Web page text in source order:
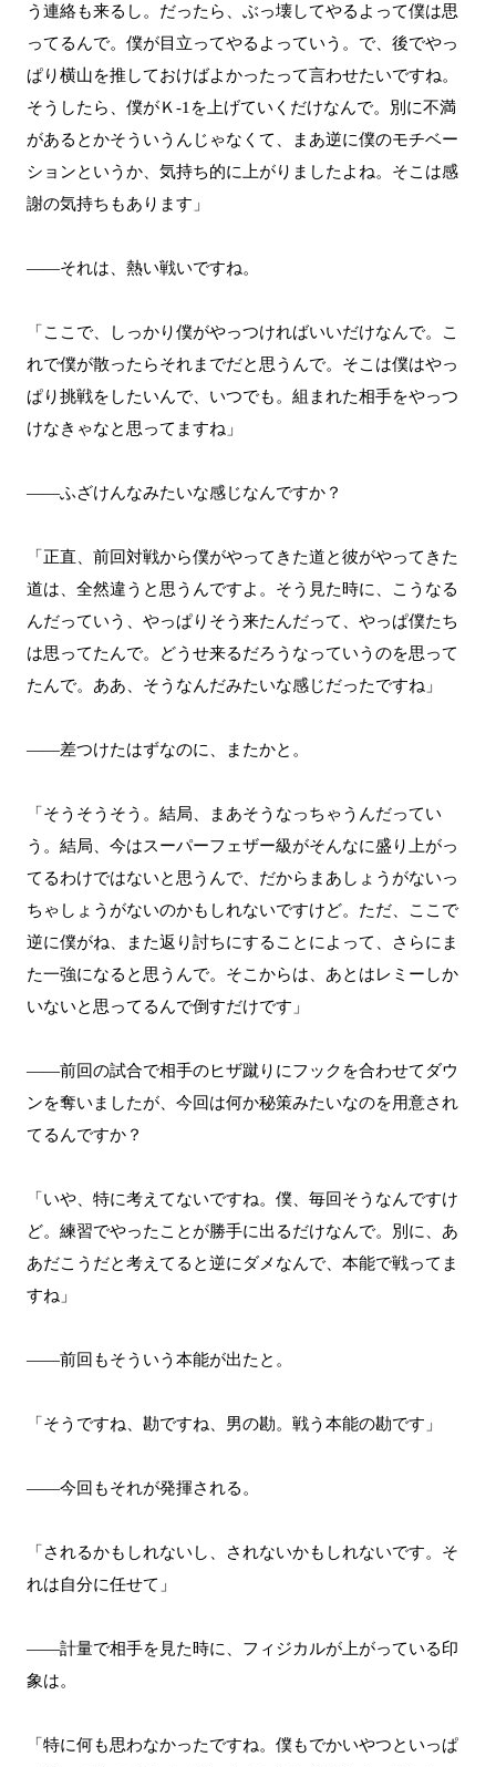
う連絡も来るし。だったら、ぶっ壊してやるよって僕は思
ってるんで。僕が目立ってやるよっていう。で、後でやっ
ぱり横山を推しておけばよかったって言わせたいですね。
そうしたら、僕がＫ-1を上げていくだけなんで。別に不満
があるとかそういうんじゃなくて、まあ逆に僕のモチベー
ションというか、気持ち的に上がりましたよね。そこは感
謝の気持ちもあります」
――それは、熱い戦いですね。
「ここで、しっかり僕がやっつければいいだけなんで。こ
れで僕が散ったらそれまでだと思うんで。そこは僕はやっ
ぱり挑戦をしたいんで、いつでも。組まれた相手をやっつ
けなきゃなと思ってますね」
――ふざけんなみたいな感じなんですか？
「正直、前回対戦から僕がやってきた道と彼がやってきた
道は、全然違うと思うんですよ。そう見た時に、こうなる
んだっていう、やっぱりそう来たんだって、やっぱ僕たち
は思ってたんで。どうせ来るだろうなっていうのを思って
たんで。ああ、そうなんだみたいな感じだったですね」
――差つけたはずなのに、またかと。
「そうそうそう。結局、まあそうなっちゃうんだってい
う。結局、今はスーパーフェザー級がそんなに盛り上がっ
てるわけではないと思うんで、だからまあしょうがないっ
ちゃしょうがないのかもしれないですけど。ただ、ここで
逆に僕がね、また返り討ちにすることによって、さらにま
た一強になると思うんで。そこからは、あとはレミーしか
いないと思ってるんで倒すだけです」
――前回の試合で相手のヒザ蹴りにフックを合わせてダウ
ンを奪いましたが、今回は何か秘策みたいなのを用意され
てるんですか？
「いや、特に考えてないですね。僕、毎回そうなんですけ
ど。練習でやったことが勝手に出るだけなんで。別に、あ
あだこうだと考えてると逆にダメなんで、本能で戦ってま
すね」
――前回もそういう本能が出たと。
「そうですね、勘ですね、男の勘。戦う本能の勘です」
――今回もそれが発揮される。
「されるかもしれないし、されないかもしれないです。そ
れは自分に任せて」
――計量で相手を見た時に、フィジカルが上がっている印
象は。
「特に何も思わなかったですね。僕もでかいやつといっぱ